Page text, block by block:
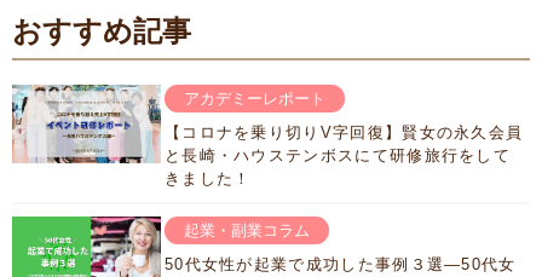
おすすめ記事
アカデミーレポート
【コロナを乗り切りV字回復】賢女の永久会員
と長崎・ハウステンボスにて研修旅行をして
きました！
起業・副業コラム
50代女性が起業で成功した事例３選―50代女